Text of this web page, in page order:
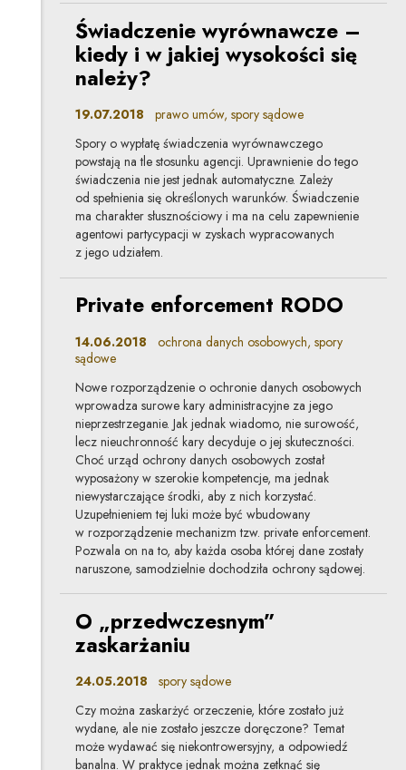
Świadczenie wyrównawcze –
kiedy i w jakiej wysokości się
należy?
19.07.2018 prawo umów, spory sądowe
Spory o wypłatę świadczenia wyrównawczego
powstają na tle stosunku agencji. Uprawnienie do tego
świadczenia nie jest jednak automatyczne. Zależy
od spełnienia się określonych warunków. Świadczenie
ma charakter słusznościowy i ma na celu zapewnienie
agentowi partycypacji w zyskach wypracowanych
z jego udziałem.
Private enforcement RODO
14.06.2018 ochrona danych osobowych, spory
sądowe
Nowe rozporządzenie o ochronie danych osobowych
wprowadza surowe kary administracyjne za jego
nieprzestrzeganie. Jak jednak wiadomo, nie surowość,
lecz nieuchronność kary decyduje o jej skuteczności.
Choć urząd ochrony danych osobowych został
wyposażony w szerokie kompetencje, ma jednak
niewystarczające środki, aby z nich korzystać.
Uzupełnieniem tej luki może być wbudowany
w rozporządzenie mechanizm tzw. private enforcement.
Pozwala on na to, aby każda osoba której dane zostały
naruszone, samodzielnie dochodziła ochrony sądowej.
O „przedwczesnym”
zaskarżaniu
24.05.2018 spory sądowe
Czy można zaskarżyć orzeczenie, które zostało już
wydane, ale nie zostało jeszcze doręczone? Temat
może wydawać się niekontrowersyjny, a odpowiedź
banalna. W praktyce jednak można zetknąć się